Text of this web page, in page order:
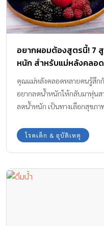
อยากผอมต้องสูตรนี้! 7
หนัก สำหรับแม่หลังคลอด
คุณแม่หลังคลอดหลายคนรู้สึกกั
อยากลดน้ำหนักให้กลับมาหุ่น
ลดน้ำหนัก เป็นทางเลือกสุขภา
โรคเด็ก & อุบัติเหตุ